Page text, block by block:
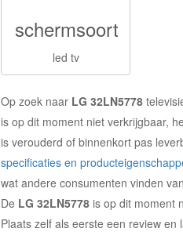
schermsoort
led tv
Op zoek naar LG 32LN5778
is op dit moment niet verkrijgbaar,
is verouderd of binnenkort pas
specificaties en
wat andere consumenten vinden
De LG 32LN5778 is op dit moment
Plaats zelf als eerste een review en